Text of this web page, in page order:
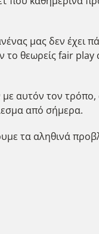
μας δεν έχει
το θεωρείς fair play
αυτόν τον τρόπο,
από σήμερα.
τα αληθινά